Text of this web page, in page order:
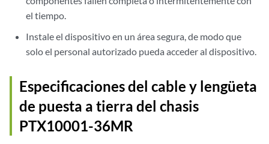
el tiempo.
Instale el dispositivo en un área segura, de modo que
solo el personal autorizado pueda acceder al dispositivo.
Especificaciones del cable y lengüeta
de puesta a tierra del chasis
PTX10001-36MR